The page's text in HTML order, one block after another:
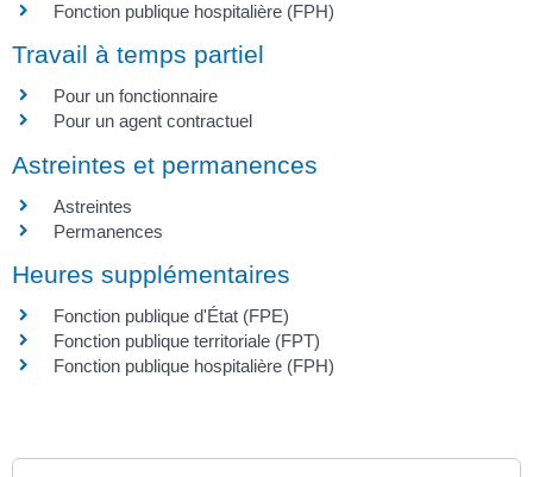
Fonction publique hospitalière (FPH)
Travail à temps partiel
Pour un fonctionnaire
Pour un agent contractuel
Astreintes et permanences
Astreintes
Permanences
Heures supplémentaires
Fonction publique d'État (FPE)
Fonction publique territoriale (FPT)
Fonction publique hospitalière (FPH)